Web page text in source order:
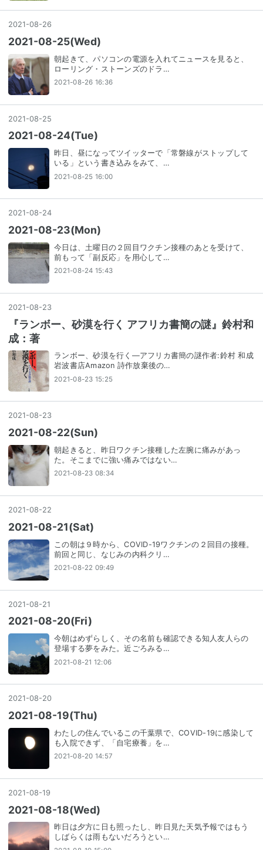
2021 -08-26
2021-08-25(Wed)
朝起きて、パソコンの電源を入れてニュースを見ると、
ローリング・ストーンズのドラ…
2021-08-26 16:36
2021-08-25
2021-08-24(Tue)
昨日、昼になってツイッターで「常磐線がストップして
いる」という書き込みをみて、…
2021-08-25 16:00
2021 -08-24
2021-08-23(Mon)
今日は、土曜日の２回目ワクチン接種のあとを受けて、
前もって「副反応」を用心して…
2021-08-24 15:43
2021-08-23
『ランボー、砂漠を行く アフリカ書簡の謎』鈴村和
成：著
ランボー、砂漠を行く―アフリカ書簡の謎作者:鈴村 和成
岩波書店Amazon 詩作放棄後の…
2021-08-23 15:25
2021 -08-23
2021-08-22(Sun)
朝起きると、昨日ワクチン接種した左腕に痛みがあっ
た。そこまでに強い痛みではない…
2021-08-23 08:34
2021 -08-22
2021-08-21(Sat)
この朝は９時から、COVID-19ワクチンの２回目の接種。
前回と同じ、なじみの内科クリ…
2021-08-22 09:49
2021-08-21
2021-08-20(Fri)
今朝はめずらしく、その名前も確認できる知人友人らの
登場する夢をみた。近ごろみる…
2021-08-21 12:06
2021 -08-20
2021-08-19(Thu)
わたしの住んでいるこの千葉県で、COVID-19に感染して
も入院できず、「自宅療養」を…
2021-08-20 14:57
2021-08-19
2021-08-18(Wed)
昨日は夕方に日も照ったし、昨日見た天気予報ではもう
しばらくは雨もないだろうとい…